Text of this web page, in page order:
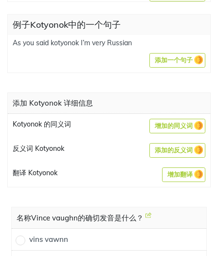
例子Kotyonok中的一个句子
As you said kotyonok I’m very Russian
添加一个句子
添加 Kotyonok 详细信息
Kotyonok 的同义词 增加的同义词
反义词 Kotyonok 添加的反义词
翻译 Kotyonok 增加翻译
名称Vince vaughn的确切发音是什么？
vins vawnn